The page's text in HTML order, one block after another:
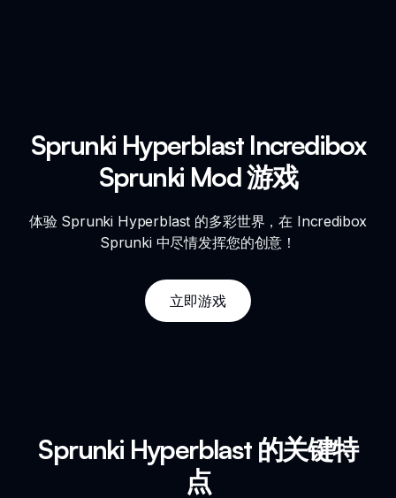
Sprunki Hyperblast Incredibox
Sprunki Mod 游戏
体验 Sprunki Hyperblast 的多彩世界，在 Incredibox
Sprunki 中尽情发挥您的创意！
立即游戏
Sprunki Hyperblast 的关键特
点